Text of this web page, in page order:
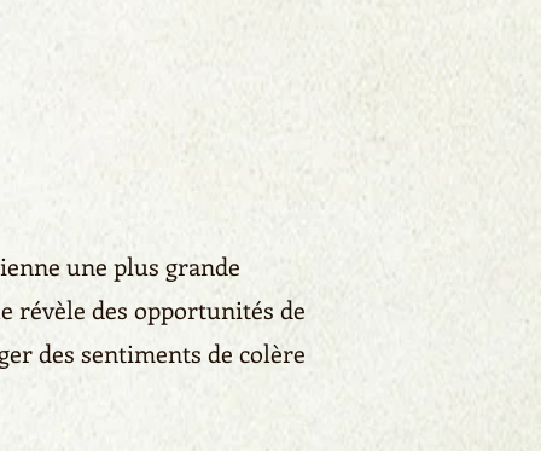
une plus grande
révèle des opportunités de
des sentiments de colère